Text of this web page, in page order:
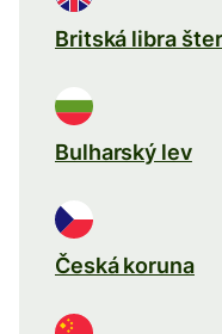
Britská libra
Bulharský lev
Česká koruna